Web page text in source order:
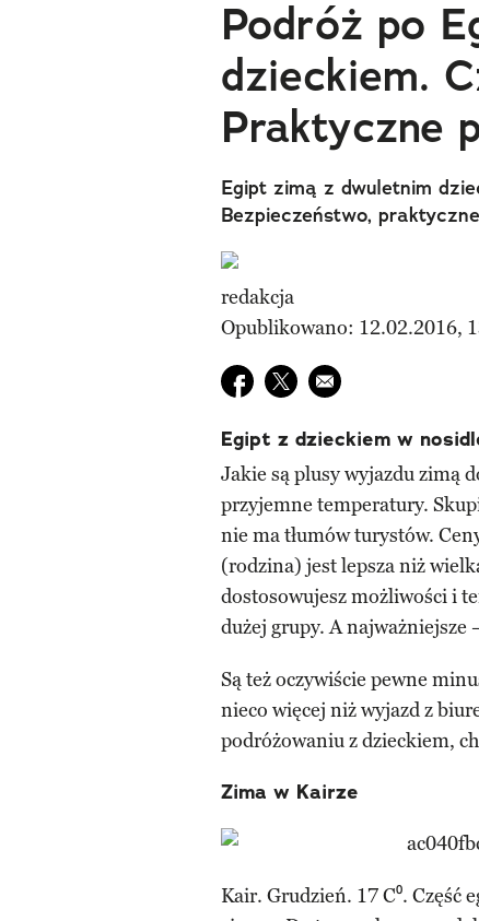
Podróż po
dzieckiem.
Praktyczne
Egipt zimą z dwuletnim
Bezpieczeństwo,
redakcja
Opublikowano: 12.02.2016,
Udostępnij na facebook
Udostępnij na twitter
E-mail do przyjaciela
Egipt z dzieckiem w
Jakie są plusy wyjazdu zimą
przyjemne temperatury.
nie ma tłumów turystów.
(rodzina) jest lepsza niż
dostosowujesz możliwości i
dużej grupy. A najważniejsze
Są też oczywiście pewne
nieco więcej niż wyjazd z
podróżowaniu z dzieckiem,
Zima w Kairze
Kair. Grudzień. 17 C⁰. Część